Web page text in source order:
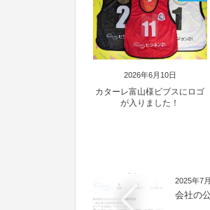
2026年6月10日
カターレ富山様ビブスにロゴ
が入りました！
2025年7
会社の